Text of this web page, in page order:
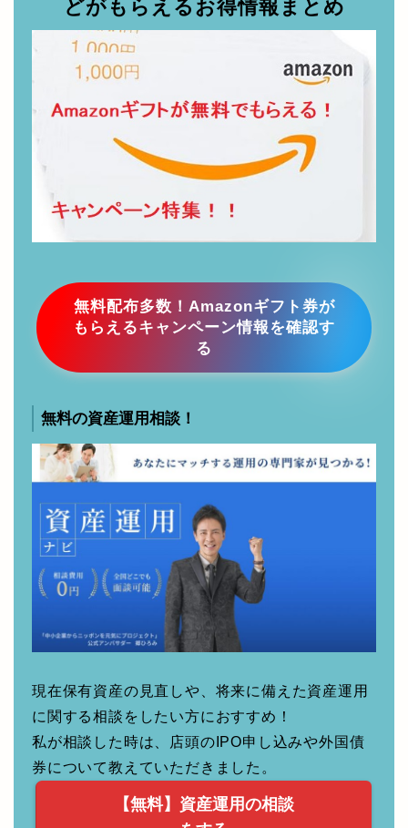
どがもらえるお得情報まとめ
無料配布多数！Amazonギフト券が
もらえるキャンペーン情報を確認す
る
無料の資産運用相談！
現在保有資産の見直しや、将来に備えた資産運用
に関する相談をしたい方におすすめ！
私が相談した時は、店頭のIPO申し込みや外国債
券について教えていただきました。
【無料】資産運用の相談